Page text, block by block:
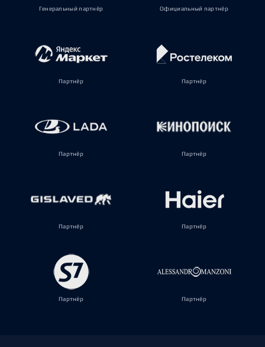
Генеральный партнёр Официальный партнёр
Партнёр Партнёр
Партнёр Партнёр
Партнёр Партнёр
Партнёр Партнёр